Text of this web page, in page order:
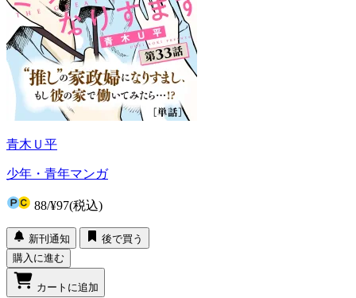
青木Ｕ平
少年・青年マンガ
88/¥97(税込)
新刊通知
後で買う
購入に進む
カートに追加